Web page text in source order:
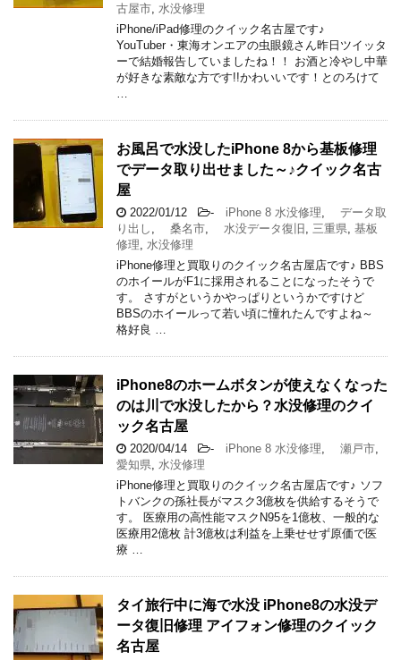
古屋市 水没修理
iPhone/iPad修理のクイック名古屋です♪
YouTuber・東海オンエアの虫眼鏡さん昨日ツイッタ
ーで結婚報告していましたね！！ お酒と冷やし中華
が好きな素敵な方です!!かわいいです！とのろけて
お風呂で水没したiPhone 8から基板修理
でデータ取り出せました～♪クイック名古
屋
2022/01/12 - iPhone 8 水没修理
データ取
り出し
桑名市 水没データ復旧 三重県 基板
修理
水没修理
iPhone修理と買取りのクイック名古屋店です♪ BBS
のホイールがF1に採用されることになったそうで
す。 さすがというかやっぱりというかですけど
BBSのホイールって若い頃に憧れたんですよね～
格好良 …
iPhone8のホームボタンが使えなくなった
のは川で水没したから？水没修理のクイ
ック名古屋
2020/04/14 - iPhone 8 水没修理 瀬戸市
愛知県
水没修理
iPhone修理と買取りのクイック名古屋店です♪ ソフ
トバンクの孫社長がマスク3億枚を供給するそうで
す。 医療用の高性能マスクN95を1億枚、一般的な
医療用2億枚 計3億枚は利益を上乗せせず原価で医
療 …
タイ旅行中に海で水没 iPhone8の水没デ
ータ復旧修理 アイフォン修理のクイック
名古屋